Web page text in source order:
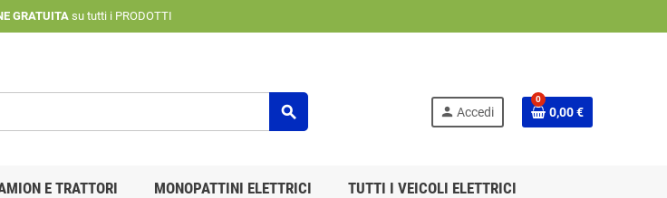
GRATUITAsu tutti i PRODOTTI
search person Accedi
0
0,00 €
E TRATTORI MONOPATTINI ELETTRICI TUTTI I VEICOLI ELETTRICI